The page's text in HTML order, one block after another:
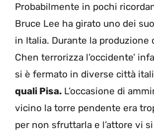
Probabilmente in pochi
Bruce Lee ha girato uno dei
in Italia. Durante la produzione
Chen terrorizza l’occidente’
si è fermato in diverse città
quali Pisa. L’occasione di
vicino la torre pendente era
per non sfruttarla e l’attore vi